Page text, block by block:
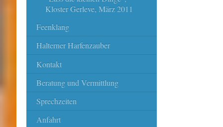
Kloster Gerleve, März 2011
Feenklang
Halterner Harfenzauber
Kontakt
Beratung und Vermittlung
Sprechzeiten
Anfahrt